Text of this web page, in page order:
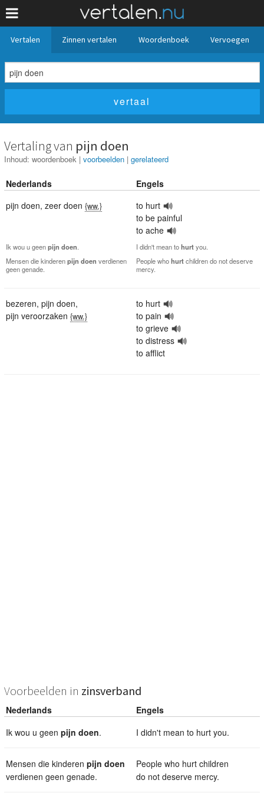
Vertalen Zinnen vertalen Woordenboek Vervoegen
Vertaling van pijn doen
Inhoud: woordenboek | voorbeelden | gerelateerd
Nederlands
Engels
pijn doen, zeer doen {ww.}
to hurt
to be painful
to ache
Ik wou u geenpijn doen I didn't mean tohurtyou.
Mensen die kinderenpijn doen verdienen
geen genade.
People whohurtchildren do not deserve
mercy.
bezeren, pijn doen,
pijn veroorzaken {ww.}
to hurt
to pain
to grieve
to distress
to afflict
Voorbeelden in zinsverband
Nederlands
Engels
Ik wou u geen pijn doen. I didn't mean to hurt you.
Mensen die kinderen pijn doen
verdienen geen genade.
People who hurt children
do not deserve mercy.